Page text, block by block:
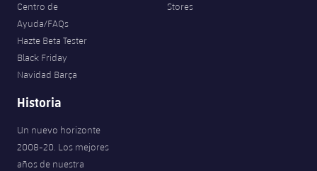
Centro de
Ayuda/FAQs
Hazte Beta Tester
Black Friday
Navidad Barça
Stores
Historia
Un nuevo horizonte
2008-20. Los mejores
años de nuestra